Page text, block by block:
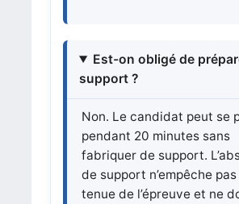
Est-on obligé de
support ?
Non. Le candidat peut se
pendant 20 minutes sans
fabriquer de support.
de support n’empêche pas
tenue de l’épreuve et ne